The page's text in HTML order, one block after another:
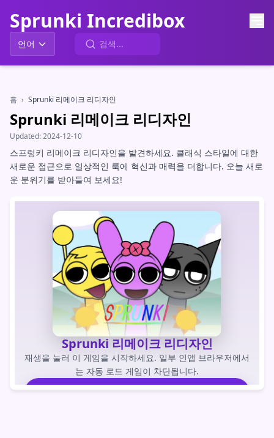
Sprunki Incredibox
언어
홈 › Sprunki 리메이크 리디자인
Sprunki 리메이크 리디자인
Updated:2024-12-10
스프렁키 리메이크 리디자인을 발견하세요. 클래식 스타일에 대한
새로운 접근으로 일상적인 룩에 혁신과 매력을 더합니다. 오늘 새로
운 분위기를 받아들여 보세요!
Sprunki 리메이크 리디자인
재생을 눌러 이 게임을 시작하세요. 일부 인앱 브라우저에서
는 자동 로드 게임이 차단됩니다.
게임을 하다